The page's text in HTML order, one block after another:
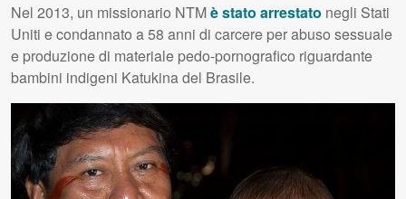
Nel 2013, un missionario NTMè stato arrestato negli Stati
Uniti e condannato a 58 anni di carcere per abuso sessuale
e produzione di materiale pedo-pornografico riguardante
bambini indigeni Katukina del Brasile.